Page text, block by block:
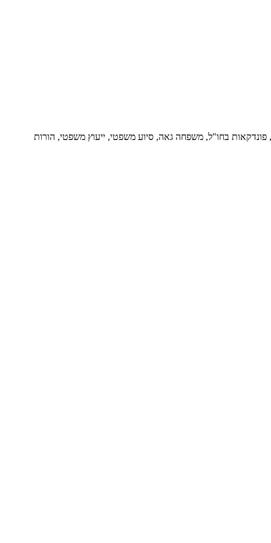
פונדקאות בחו"ל, משפחה גאה, סיוע משפטי, ייעוץ משפטי, הורות